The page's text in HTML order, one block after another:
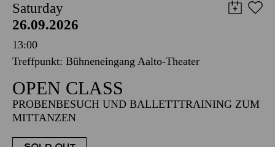
Saturday
26.09.2026
13:00
Treffpunkt: Bühneneingang Aalto-Theater
OPEN CLASS
PROBENBESUCH UND BALLETTTRAINING ZUM
MITTANZEN